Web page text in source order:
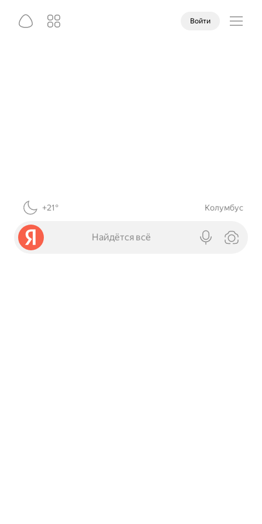
Войти
+21° Колумбус
Найдётся всё